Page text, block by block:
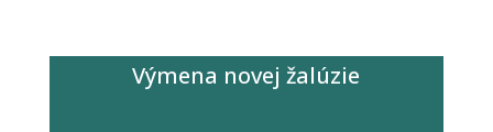
Výmena novej žalúzie